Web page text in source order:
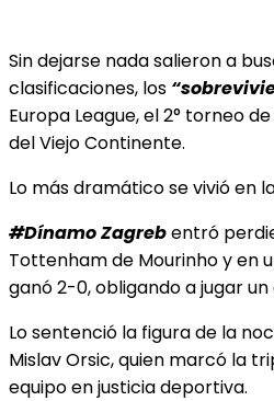
Sin dejarse nada salieron a
clasificaciones, los
Europa League, el 2° torneo
del Viejo Continente.
Lo más dramático se vivió en
#Dínamo Zagrebentró
Tottenham de Mourinho y en
ganó 2-0, obligando a jugar
Lo sentenció la figura de la
Mislav Orsic, quien marcó la
equipo en justicia deportiva.